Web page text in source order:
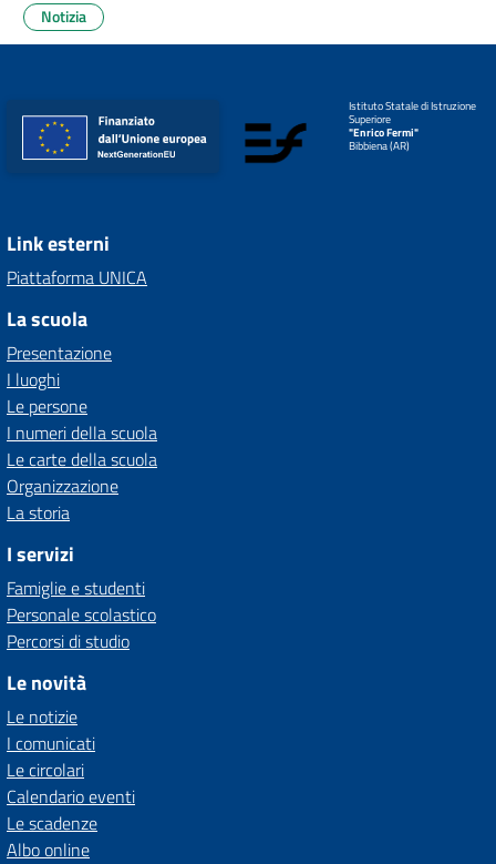
Notizia
Istituto Statale di Istruzione
Superiore
"Enrico Fermi"
Bibbiena (AR)
Link esterni
Piattaforma UNICA
La scuola
Presentazione
I luoghi
Le persone
I numeri della scuola
Le carte della scuola
Organizzazione
La storia
I servizi
Famiglie e studenti
Personale scolastico
Percorsi di studio
Le novità
Le notizie
I comunicati
Le circolari
Calendario eventi
Le scadenze
Albo online